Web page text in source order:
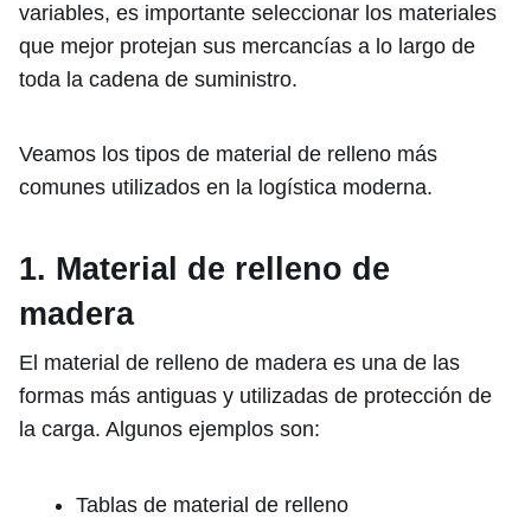
variables, es importante seleccionar los materiales
que mejor protejan sus mercancías a lo largo de
toda la cadena de suministro.
Veamos los tipos de material de relleno más
comunes utilizados en la logística moderna.
1. Material de relleno de
madera
El material de relleno de madera es una de las
formas más antiguas y utilizadas de protección de
la carga. Algunos ejemplos son:
Tablas de material de relleno